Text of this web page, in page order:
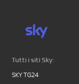
Tutti i siti Sky:
SKY TG24